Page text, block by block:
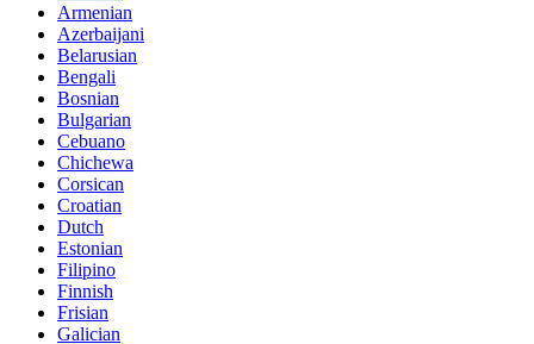
Armenian
Azerbaijani
Belarusian
Bengali
Bosnian
Bulgarian
Cebuano
Chichewa
Corsican
Croatian
Dutch
Estonian
Filipino
Finnish
Frisian
Galician